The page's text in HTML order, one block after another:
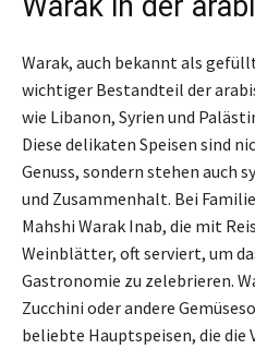
Warak, auch bekannt als
wichtiger Bestandteil der
wie Libanon, Syrien und
Diese delikaten Speisen sind
Genuss, sondern stehen auch
und Zusammenhalt. Bei
Mahshi Warak Inab, die mit
Weinblätter, oft serviert, um
Gastronomie zu zelebrieren.
Zucchini oder andere
beliebte Hauptspeisen, die die